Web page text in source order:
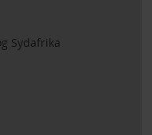
Sydafrika